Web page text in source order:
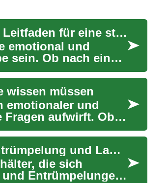
Haushaltsauflösung: Umfassender Leitfaden für eine stressfreie Räumung
emotional und
sein. Ob nach einem
wissen müssen
emotionaler und
Fragen aufwirft. Ob
Seecontainer: Nutzung für Bau, Entrümpelung und Lagerung
die sich
Entrümpelungen